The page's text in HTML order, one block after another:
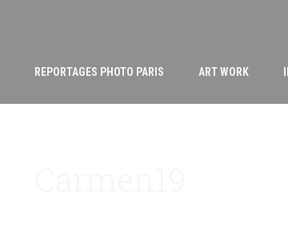
REPORTAGES PHOTO PARIS ART WORK